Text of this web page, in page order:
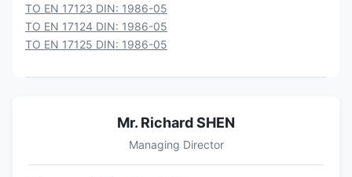
ΤΟ EN 17123 DIN: 1986-05
ΤΟ EN 17124 DIN: 1986-05
ΤΟ EN 17125 DIN: 1986-05
Mr. Richard SHEN
Managing Director